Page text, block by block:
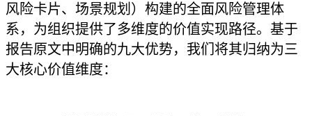
风险卡片、场景规划）构建的全面风险管理体
系，为组织提供了多维度的价值实现路径。基于
报告原文中明确的九大优势，我们将其归纳为三
大核心价值维度：